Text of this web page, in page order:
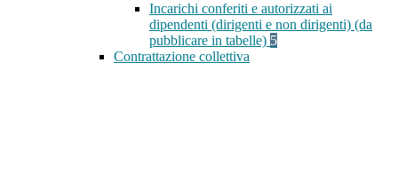
Incarichi conferiti e autorizzati ai
dipendenti (dirigenti e non dirigenti) (da
pubblicare in tabelle) 5
Contrattazione collettiva